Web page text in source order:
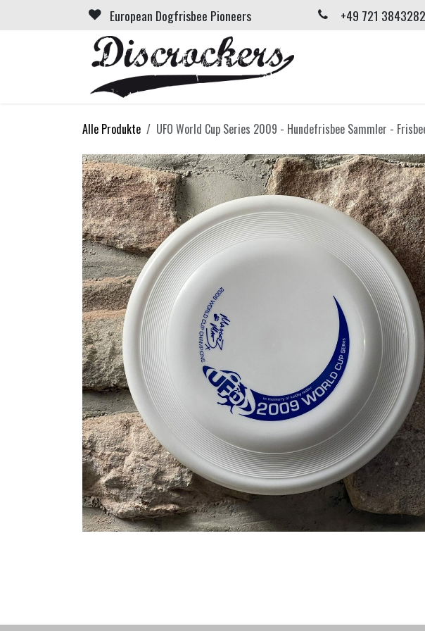
Zum Inhalt springen European Dogfrisbee Pioneers +49 721 3843282
Alle Produkte UFO World Cup Series 2009 - Hundefrisbee Sammler -